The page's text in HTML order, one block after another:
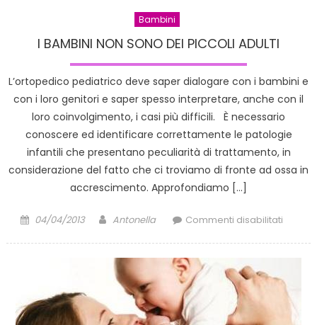
Bambini
I BAMBINI NON SONO DEI PICCOLI ADULTI
L’ortopedico pediatrico deve saper dialogare con i bambini e
con i loro genitori e saper spesso interpretare, anche con il
loro coinvolgimento, i casi più difficili. È necessario
conoscere ed identificare correttamente le patologie
infantili che presentano peculiarità di trattamento, in
considerazione del fatto che ci troviamo di fronte ad ossa in
accrescimento. Approfondiamo […]
Posted
04/04/2013 Author
Antonella Commenti disabilitatisu
SONO
DEI